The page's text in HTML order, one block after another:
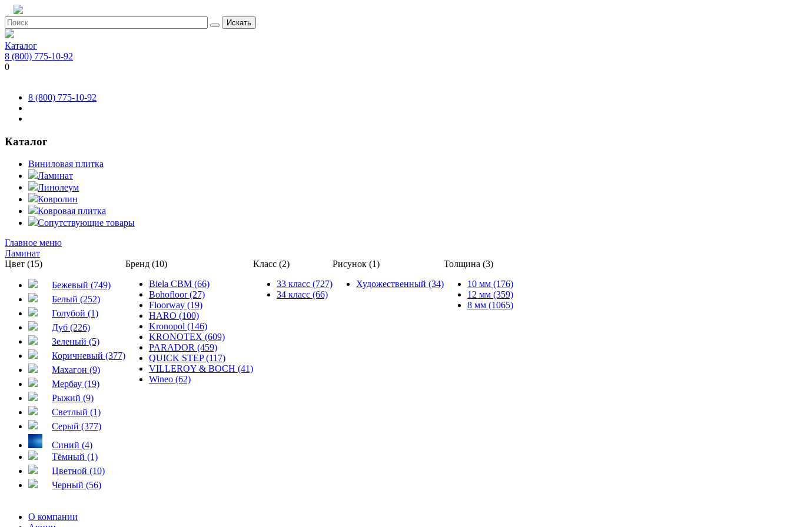
Искать
Каталог
8 (800) 775-10-92
0
8 (800) 775-10-92
Каталог
Виниловая плитка
Ламинат
Линолеум
Ковролин
Ковровая плитка
Сопутствующие товары
Главное меню
Ламинат
Цвет (15)
Бежевый (749)
Белый (252)
Голубой (1)
Дуб (226)
Зеленый (5)
Коричневый (377)
Махагон (9)
Мербау (19)
Рыжий (9)
Светлый (1)
Серый (377)
Синий (4)
Тёмный (1)
Цветной (10)
Черный (56)
Бренд (10)
Biela CBM (66)
Bohofloor (27)
Floorway (19)
HARO (100)
Kronopol (146)
KRONOTEX (609)
PARADOR (459)
QUICK STEP (117)
VILLEROY & BOCH (41)
Wineo (62)
Класс (2)
33 класс (727)
34 класс (66)
Рисунок (1)
Художественный (34)
Толщина (3)
10 мм (176)
12 мм (359)
8 мм (1065)
О компании